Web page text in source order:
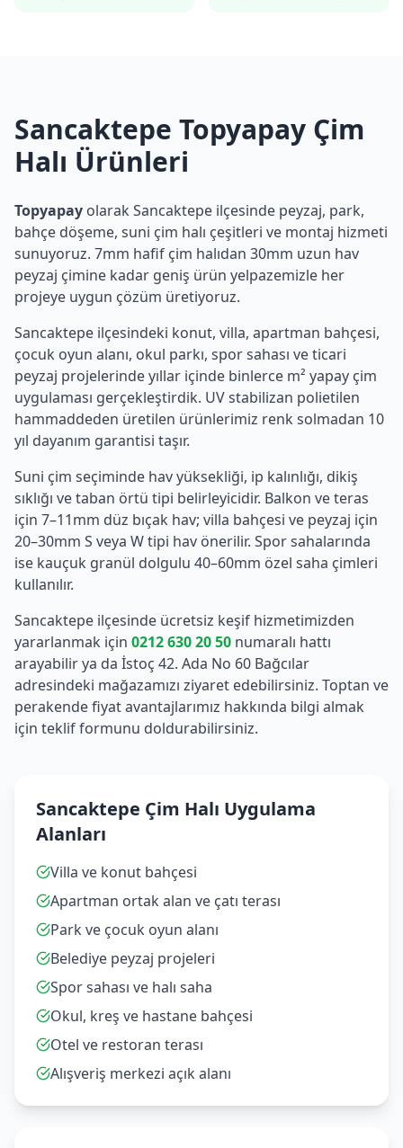
Sancaktepe Topyapay Çim
Halı Ürünleri
Topyapay olarak Sancaktepe ilçesinde peyzaj, park,
bahçe döşeme, suni çim halı çeşitleri ve montaj hizmeti
sunuyoruz. 7mm hafif çim halıdan 30mm uzun hav
peyzaj çimine kadar geniş ürün yelpazemizle her
projeye uygun çözüm üretiyoruz.
Sancaktepe ilçesindeki konut, villa, apartman bahçesi,
çocuk oyun alanı, okul parkı, spor sahası ve ticari
peyzaj projelerinde yıllar içinde binlerce m² yapay çim
uygulaması gerçekleştirdik. UV stabilizan polietilen
hammaddeden üretilen ürünlerimiz renk solmadan 10
yıl dayanım garantisi taşır.
Suni çim seçiminde hav yüksekliği, ip kalınlığı, dikiş
sıklığı ve taban örtü tipi belirleyicidir. Balkon ve teras
için 7–11mm düz bıçak hav; villa bahçesi ve peyzaj için
20–30mm S veya W tipi hav önerilir. Spor sahalarında
ise kauçuk granül dolgulu 40–60mm özel saha çimleri
kullanılır.
Sancaktepe ilçesinde ücretsiz keşif hizmetimizden
yararlanmak için 0212 630 20 50 numaralı hattı
arayabilir ya da İstoç 42. Ada No 60 Bağcılar
adresindeki mağazamızı ziyaret edebilirsiniz. Toptan ve
perakende fiyat avantajlarımız hakkında bilgi almak
için teklif formunu doldurabilirsiniz.
Sancaktepe Çim Halı Uygulama
Alanları
Villa ve konut bahçesi
Apartman ortak alan ve çatı terası
Park ve çocuk oyun alanı
Belediye peyzaj projeleri
Spor sahası ve halı saha
Okul, kreş ve hastane bahçesi
Otel ve restoran terası
Alışveriş merkezi açık alanı